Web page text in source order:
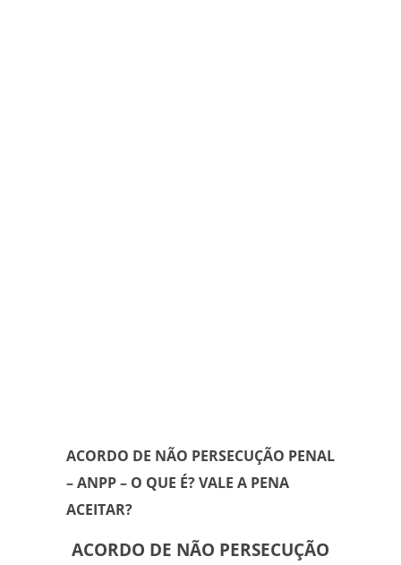
ACORDO DE NÃO PERSECUÇÃO PENAL
– ANPP – O QUE É? VALE A PENA
ACEITAR?
ACORDO DE NÃO PERSECUÇÃO